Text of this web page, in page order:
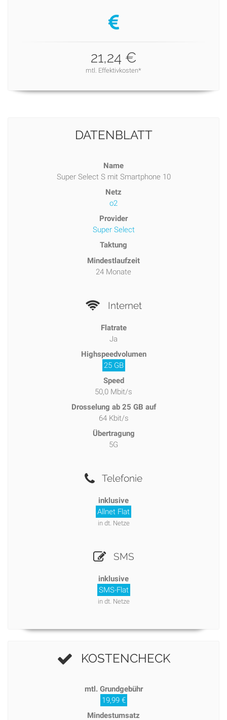
21,24 €
mtl. Effektivkosten*
DATENBLATT
Name
Super Select S mit Smartphone 10
Netz
o2
Provider
Super Select
Taktung
Mindestlaufzeit
24 Monate
Internet
Flatrate
Ja
Highspeedvolumen
25 GB
Speed
50,0 Mbit/s
Drosselung ab 25 GB auf
64 Kbit/s
Übertragung
5G
Telefonie
inklusive
Allnet Flat
in dt. Netze
SMS
inklusive
SMS-Flat
in dt. Netze
KOSTENCHECK
mtl. Grundgebühr
19,99 €
Mindestumsatz